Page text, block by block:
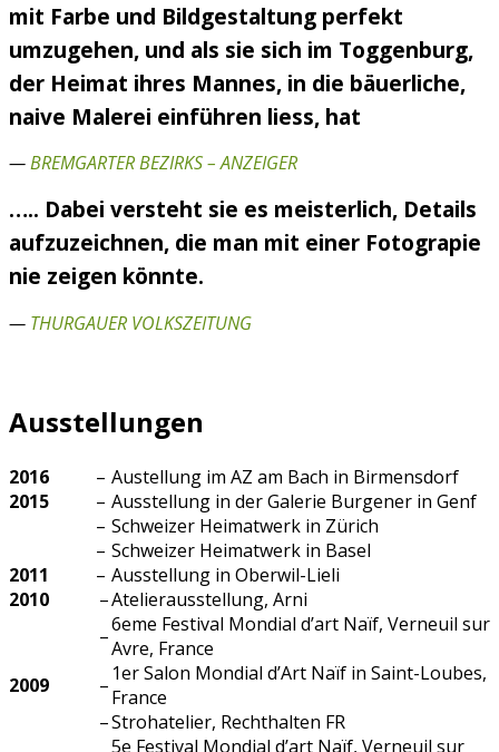
mit Farbe und Bildgestaltung perfekt
umzugehen, und als sie sich im Toggenburg,
der Heimat ihres Mannes, in die bäuerliche,
naive Malerei einführen liess, hat
—BREMGARTER BEZIRKS – ANZEIGER
….. Dabei versteht sie es meisterlich, Details
aufzuzeichnen, die man mit einer Fotograpie
nie zeigen könnte.
— THURGAUER VOLKSZEITUNG
Ausstellungen
2016 – Austellung im AZ am Bach in Birmensdorf
2015
– Ausstellung in der Galerie Burgener in Genf
– Schweizer Heimatwerk in Zürich
– Schweizer Heimatwerk in Basel
2011
– Ausstellung in Oberwil-Lieli
2010
–Atelierausstellung, Arni
–6eme Festival Mondial d’art Naïf, Verneuil sur
Avre, France
2009
– 1er Salon Mondial d’Art Naïf in Saint-Loubes,
France
–Strohatelier, Rechthalten FR
5e Festival Mondial d’art Naïf, Verneuil sur